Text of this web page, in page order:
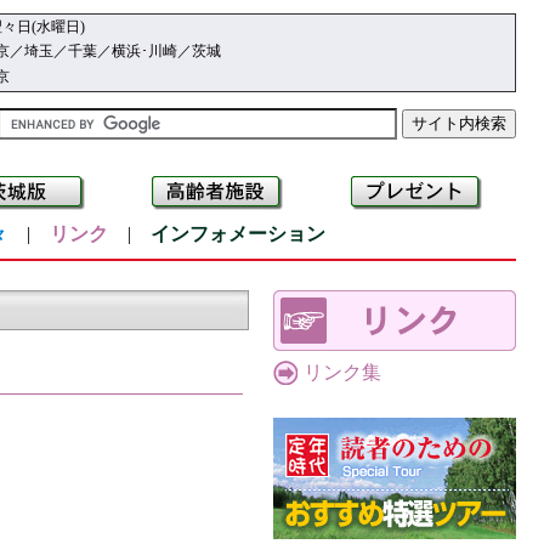
日(水曜日)
／埼玉／千葉／横浜･川崎／茨城
| リンク | インフォメーション
リンク集